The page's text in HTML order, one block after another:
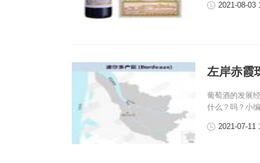
2021-08-03
左岸赤霞
葡萄酒的发展
什么？吗？小
2021-07-11